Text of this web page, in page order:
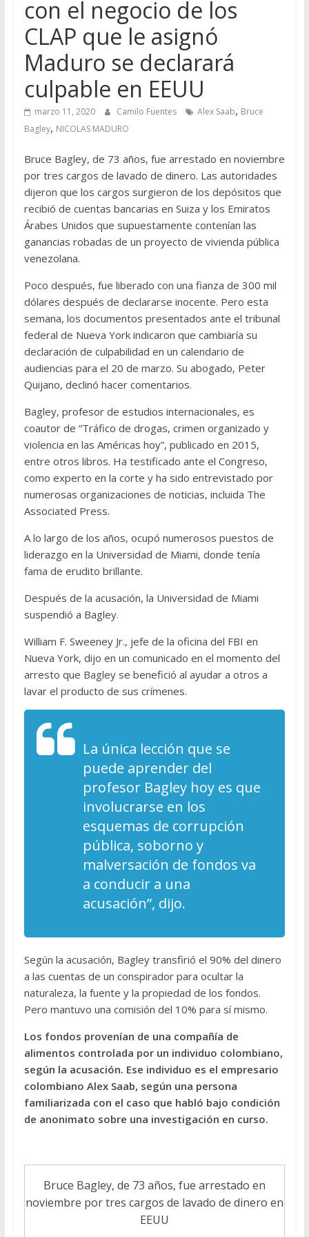
con el negocio de los
CLAP que le asignó
Maduro se declarará
culpable en EEUU
marzo 11, 2020 Camilo Fuentes Alex Saab, Bruce
Bagley, NICOLAS MADURO
Bruce Bagley, de 73 años, fue arrestado en noviembre
por tres cargos de lavado de dinero. Las autoridades
dijeron que los cargos surgieron de los depósitos que
recibió de cuentas bancarias en Suiza y los Emiratos
Árabes Unidos que supuestamente contenían las
ganancias robadas de un proyecto de vivienda pública
venezolana.
Poco después, fue liberado con una fianza de 300 mil
dólares después de declararse inocente. Pero esta
semana, los documentos presentados ante el tribunal
federal de Nueva York indicaron que cambiaría su
declaración de culpabilidad en un calendario de
audiencias para el 20 de marzo. Su abogado, Peter
Quijano, declinó hacer comentarios.
Bagley, profesor de estudios internacionales, es
coautor de “Tráfico de drogas, crimen organizado y
violencia en las Américas hoy”, publicado en 2015,
entre otros libros. Ha testificado ante el Congreso,
como experto en la corte y ha sido entrevistado por
numerosas organizaciones de noticias, incluida The
Associated Press.
A lo largo de los años, ocupó numerosos puestos de
liderazgo en la Universidad de Miami, donde tenía
fama de erudito brillante.
Después de la acusación, la Universidad de Miami
suspendió a Bagley.
William F. Sweeney Jr., jefe de la oficina del FBI en
Nueva York, dijo en un comunicado en el momento del
arresto que Bagley se benefició al ayudar a otros a
lavar el producto de sus crímenes.
La única lección que se
puede aprender del
profesor Bagley hoy es que
involucrarse en los
esquemas de corrupción
pública, soborno y
malversación de fondos va
a conducir a una
acusación”, dijo.
Según la acusación, Bagley transfirió el 90% del dinero
a las cuentas de un conspirador para ocultar la
naturaleza, la fuente y la propiedad de los fondos.
Pero mantuvo una comisión del 10% para sí mismo.
Los fondos provenían de una compañía de
alimentos controlada por un individuo colombiano,
según la acusación. Ese individuo es el empresario
colombiano Alex Saab, según una persona
familiarizada con el caso que habló bajo condición
de anonimato sobre una investigación en curso.
Bruce Bagley, de 73 años, fue arrestado en
noviembre por tres cargos de lavado de dinero en
EEUU